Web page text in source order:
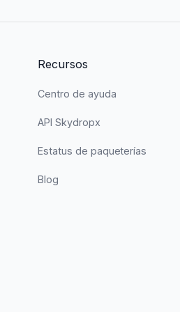
Recursos
Centro de ayuda
API Skydropx
Estatus de paqueterías
Blog